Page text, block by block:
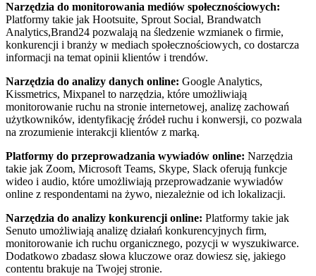
Narzędzia do monitorowania mediów społecznościowych:
Platformy takie jak Hootsuite, Sprout Social, Brandwatch
Analytics,Brand24 pozwalają na śledzenie wzmianek o firmie,
konkurencji i branży w mediach społecznościowych, co dostarcza
informacji na temat opinii klientów i trendów.
Narzędzia do analizy danych online: Google Analytics,
Kissmetrics, Mixpanel to narzędzia, które umożliwiają
monitorowanie ruchu na stronie internetowej, analizę zachowań
użytkowników, identyfikację źródeł ruchu i konwersji, co pozwala
na zrozumienie interakcji klientów z marką.
Platformy do przeprowadzania wywiadów online: Narzędzia
takie jak Zoom, Microsoft Teams, Skype, Slack oferują funkcje
wideo i audio, które umożliwiają przeprowadzanie wywiadów
online z respondentami na żywo, niezależnie od ich lokalizacji.
Narzędzia do analizy konkurencji online: Platformy takie jak
Senuto umożliwiają analizę działań konkurencyjnych firm,
monitorowanie ich ruchu organicznego, pozycji w wyszukiwarce.
Dodatkowo zbadasz słowa kluczowe oraz dowiesz się, jakiego
contentu brakuje na Twojej stronie.